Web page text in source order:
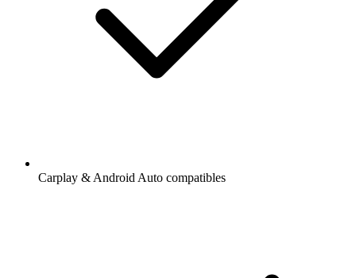
Carplay & Android Auto compatibles